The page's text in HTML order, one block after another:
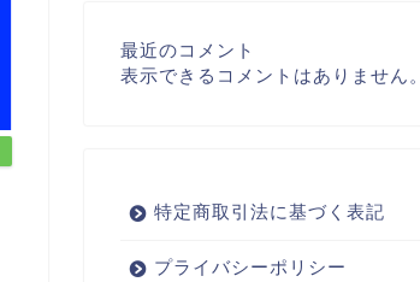
最近のコメント
表示できるコメントはありません。
特定商取引法に基づく表記
プライバシーポリシー